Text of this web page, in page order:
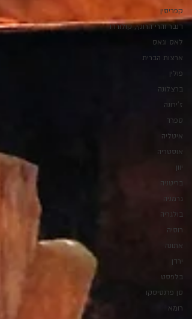
קפריסין
דנבר והרי הרוקי, קולורדו
לאס וגאס
ארצות הברית
פולין
ברצלונה
ז'ירונה
ספרד
איטליה
אוסטריה
יוון
בריטניה
גרמניה
בולגריה
רוסיה
אתונה
ירדן
בלפסט
סן פרנסיסקו
רומא